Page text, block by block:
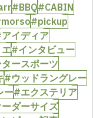
#BBQ#CABIN
#pickup
イディア
#インタビュー
ースポーツ
#ウッドラングレー
ー#エクステリア
ダーサイズ